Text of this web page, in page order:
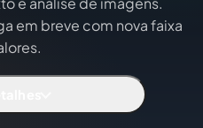
em breve com nova faixa